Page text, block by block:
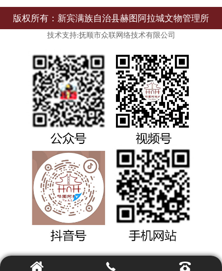
版权所有：新宾满族自治县赫图阿拉城文物管理所
技术支持:抚顺市众联网络技术有限公司
  